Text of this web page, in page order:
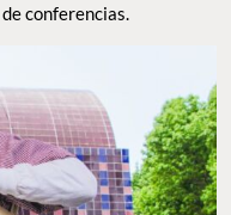
conferencias.